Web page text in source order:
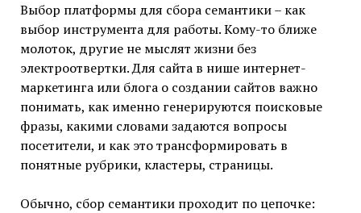
Выбор платформы для сбора семантики – как
выбор инструмента для работы. Кому-то ближе
молоток, другие не мыслят жизни без
электроотвертки. Для сайта в нише интернет-
маркетинга или блога о создании сайтов важно
понимать, как именно генерируются поисковые
фразы, какими словами задаются вопросы
посетители, и как это трансформировать в
понятные рубрики, кластеры, страницы.
Обычно, сбор семантики проходит по цепочке: